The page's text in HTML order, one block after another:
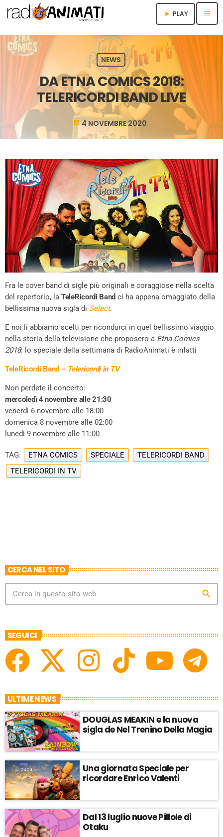
play_arrow PLAY menu
NEWS
DA ETNA COMICS 2018:
TELERICORDI BAND LIVE
today 4 NOVEMBRE 2020
Fra le cover band di sigle più originali e coraggiose nella scelta
del repertorio, la TeleRicordi Band ci ha appena omaggiato della
bellissima nuova sigla di Select.
E noi li abbiamo scelti per ricondurci in quel bellissimo viaggio
nella storia della televisione che proposero a Etna Comics
2018: lo speciale della settimana di RadioAnimati è infatti
TeleRicordi Band – Telericordi in TV
Non perdete il concerto:
mercoledì 4 novembre alle 21:30
venerdì 6 novembre alle 18:00
domenica 8 novembre alle 02:00
lunedì 9 novembre alle 11:00
TAG: ETNA COMICS SPECIALE
TELERICORDI BAND
TELERICORDI IN TV
CERCA NEL SITO
search
SEGUICI
ULTIME NEWS
DOUGLAS MEAKIN e la nuova
sigla de Nel Trenino Della Magia
Una giornata Speciale per
ricordare Enrico Valenti
Dal 13 luglio nuove Pillole di
Otaku